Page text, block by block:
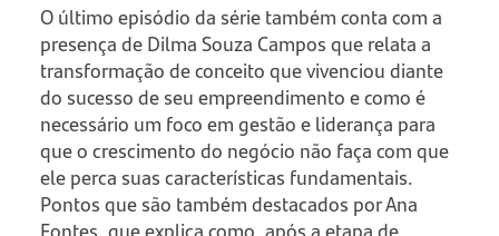
O último episódio da série também conta com a
presença de Dilma Souza Campos que relata a
transformação de conceito que vivenciou diante
do sucesso de seu empreendimento e como é
necessário um foco em gestão e liderança para
que o crescimento do negócio não faça com que
ele perca suas características fundamentais.
Pontos que são também destacados por Ana
Fontes, que explica como, após a etapa de